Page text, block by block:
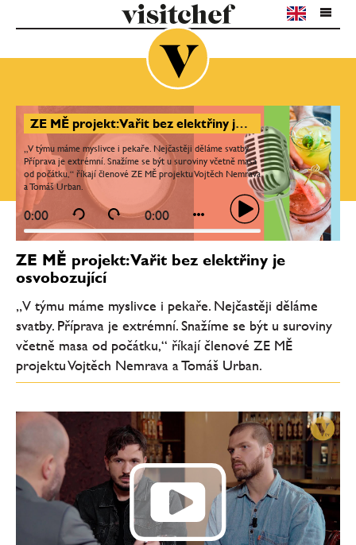
ZE MĚ projekt: Vařit bez elektřiny je osvobozující
„V týmu máme myslivce i pekaře. Nejčastěji děláme svatby.
Příprava je extrémní. Snažíme se být u suroviny včetně masa
od počátku,“ říkají členové ZE MĚ projektu Vojtěch Nemrava
a Tomáš Urban.
0:00 0:00
ZE MĚ projekt: Vařit bez elektřiny je
osvobozující
„V týmu máme myslivce i pekaře. Nejčastěji děláme
svatby. Příprava je extrémní. Snažíme se být u suroviny
včetně masa od počátku,“ říkají členové ZE MĚ
projektu Vojtěch Nemrava a Tomáš Urban.